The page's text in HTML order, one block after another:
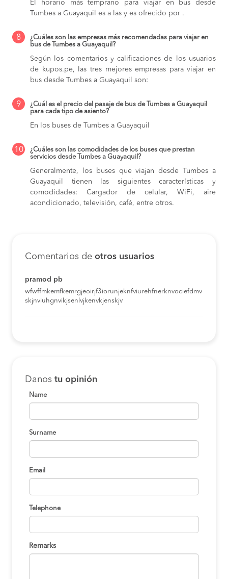
El horario más temprano para viajar en bus desde
Tumbes a Guayaquil es a las y es ofrecido por .
8
¿Cuáles son las empresas más recomendadas para viajar en
bus de Tumbes a Guayaquil?
Según los comentarios y calificaciones de los usuarios
de kupos.pe, las tres mejores empresas para viajar en
bus desde Tumbes a Guayaquil son:
9
¿Cuál es el precio del pasaje de bus de Tumbes a Guayaquil
para cada tipo de asiento?
En los buses de Tumbes a Guayaquil
10
¿Cuáles son las comodidades de los buses que prestan
servicios desde Tumbes a Guayaquil?
Generalmente, los buses que viajan desde Tumbes a
Guayaquil tienen las siguientes características y
comodidades: Cargador de celular, WiFi, aire
acondicionado, televisión, café, entre otros.
Comentarios de otros usuarios
pramod pb
wfwffmkemfkemrgjeoirjf3iorunjeknfviurehfnerknvociefdmv
skjnviuhgnvikjsenlvjkenvkjenskjv
Danos tu opinión
Name
Surname
Email
Telephone
Remarks